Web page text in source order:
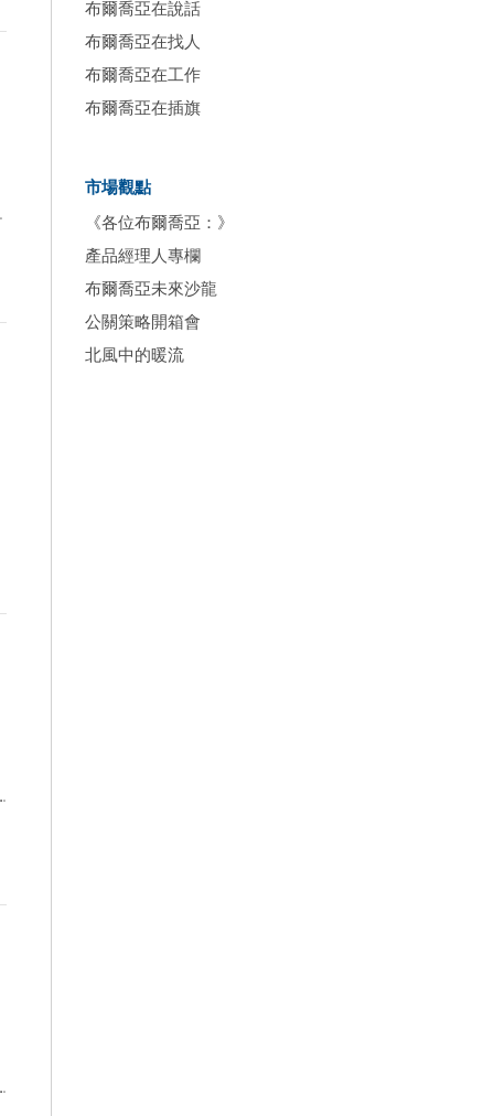
布爾喬亞在說話
布爾喬亞在找人
布爾喬亞在工作
布爾喬亞在插旗
市場觀點
《各位布爾喬亞：》
產品經理人專欄
布爾喬亞未來沙龍
公關策略開箱會
北風中的暖流